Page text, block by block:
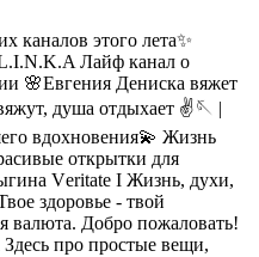
каналов этого лета✨
Лайф канал о
🌸Евгения Дениска вяжет
душа отдыхает ✌️🪡 |
вдохновения💫 Жизнь
открытки для
Vеrіtаtе І Жизнь, духи,
здоровье - твой
Добро пожаловать!
про простые вещи,